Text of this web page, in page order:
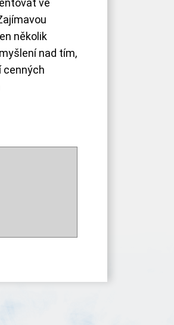
ve
několik
nad tím,
cenných